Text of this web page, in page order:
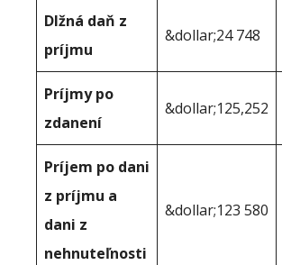
Dlžná daň z
príjmu
&dollar;24 748
Príjmy po
zdanení
&dollar;125,252
Príjem po dani
z príjmu a
dani z
nehnuteľnosti
&dollar;123 580